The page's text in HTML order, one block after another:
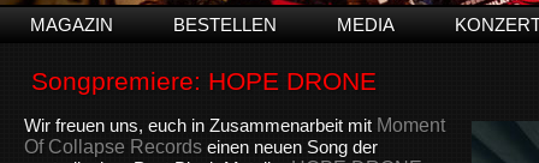
MAGAZIN BESTELLEN MEDIA
Songpremiere: HOPE DRONE
Wir freuen uns, euch in Zusammenarbeit mit Moment
Of Collapse Records einen neuen Song der